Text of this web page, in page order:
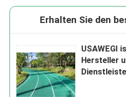
Erhalten Sie den
USAWEGI
Hersteller